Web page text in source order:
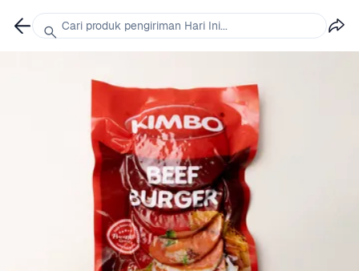
Cari produk pengiriman Hari Ini...